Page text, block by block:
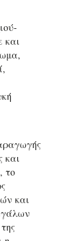
και
και
το
και